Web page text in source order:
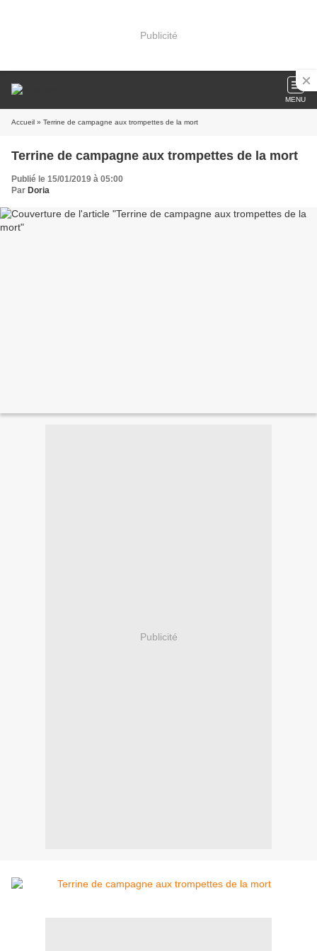
Publicité
MENU
Accueil » Terrine de campagne aux trompettes de la mort
Terrine de campagne aux trompettes de la mort
Publié le 15/01/2019 à 05:00
Par Doria
Publicité